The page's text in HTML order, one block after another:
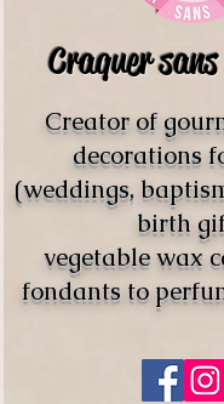
Craquer
Creator of
decorations
(weddings,
birth
vegetable wax
fondants to